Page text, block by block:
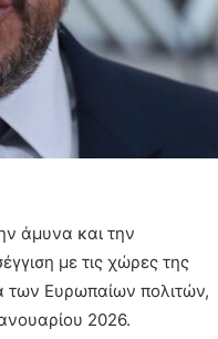
άμυνα και την
με τις χώρες της
των Ευρωπαίων πολιτών,
2026.